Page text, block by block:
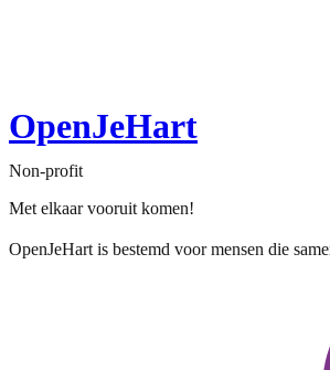
OpenJeHart
Non-profit
Met elkaar vooruit komen!
OpenJeHart is bestemd voor mensen die